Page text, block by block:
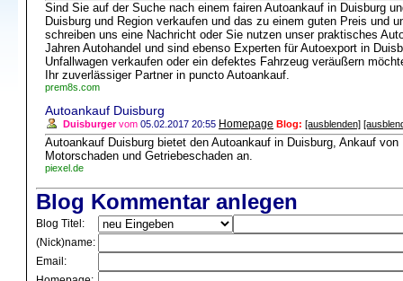
Sind Sie auf der Suche nach einem fairen Autoankauf in Duisburg
Duisburg und Region verkaufen und das zu einem guten Preis und
schreiben uns eine Nachricht oder Sie nutzen unser praktisches
Jahren Autohandel und sind ebenso Experten für Autoexport in
Unfallwagen verkaufen oder ein defektes Fahrzeug veräußern
Ihr zuverlässiger Partner in puncto Autoankauf.
prem8s.com
Autoankauf Duisburg
Duisburgervom 05.02.2017 20:55 Homepage Blog: [ausblenden]
Autoankauf Duisburg bietet den Autoankauf in Duisburg, Ankauf
Motorschaden und Getriebeschaden an.
piexel.de
Blog Kommentar anlegen
Blog Titel:
(Nick)name:
Email: